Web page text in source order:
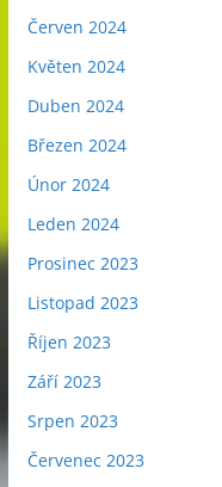
Červen 2024
Květen 2024
Duben 2024
Březen 2024
Únor 2024
Leden 2024
Prosinec 2023
Listopad 2023
Říjen 2023
Září 2023
Srpen 2023
Červenec 2023